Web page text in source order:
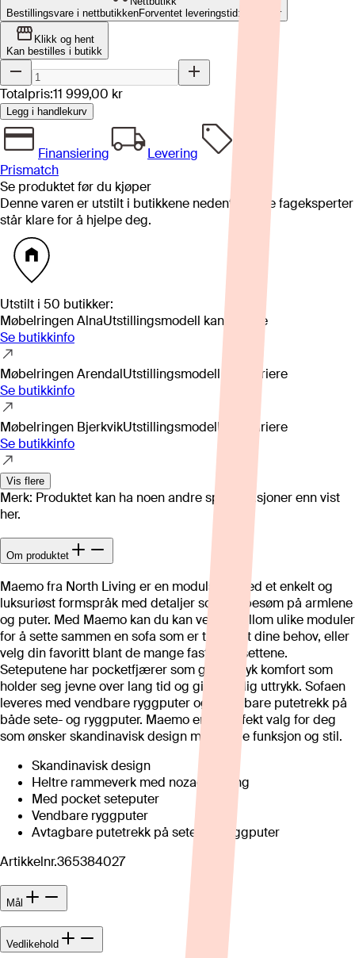
Bestillingsvare i nettbutikkenForventet leveringstid: 4-8 uker
Klikk og hent
Kan bestilles i butikk
Totalpris:11 999,00 kr
Legg i handlekurv
Finansiering
Levering
Prismatch
Se produktet før du kjøper
Denne varen er utstilt i butikkene nedenfor. Våre fageksperter
står klare for å hjelpe deg.
Utstilt i 50 butikker:
Møbelringen AlnaUtstillingsmodell kan variere
Se butikkinfo
Møbelringen ArendalUtstillingsmodell kan variere
Se butikkinfo
Møbelringen BjerkvikUtstillingsmodell kan variere
Se butikkinfo
Vis flere
Merk: Produktet kan ha noen andre spesifikasjoner enn vist
her.
Om produktet
Maemo fra North Living er en modulsofa med et enkelt og
luksuriøst formspråk med detaljer som leppesøm på armlene
og puter. Med Maemo kan du kan velge mellom ulike moduler
for å sette sammen en sofa som er tilpasset dine behov, eller
velg din favoritt blant de mange faste oppsettene.
Seteputene har pocketfjærer som gir en myk komfort som
holder seg jevne over lang tid og gir et fyldig uttrykk. Sofaen
leveres med vendbare ryggputer og avtagbare putetrekk på
både sete- og ryggputer. Maemo er et perfekt valg for deg
som ønsker skandinavisk design med både funksjon og stil.
Skandinavisk design
Heltre rammeverk med nozag fjæring
Med pocket seteputer
Vendbare ryggputer
Avtagbare putetrekk på sete- og ryggputer
Artikkelnr.365384027
Mål
Vedlikehold